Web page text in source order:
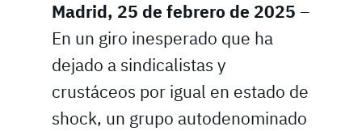
Madrid, 25 de febrero de 2025 –
En un giro inesperado que ha
dejado a sindicalistas y
crustáceos por igual en estado de
shock, un grupo autodenominado